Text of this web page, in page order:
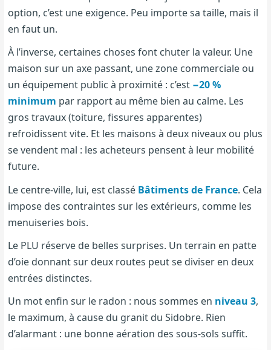
option, c’est une exigence. Peu importe sa taille, mais il
en faut un.
À l’inverse, certaines choses font chuter la valeur. Une
maison sur un axe passant, une zone commerciale ou
un équipement public à proximité : c’est −20 %
minimum par rapport au même bien au calme. Les
gros travaux (toiture, fissures apparentes)
refroidissent vite. Et les maisons à deux niveaux ou plus
se vendent mal : les acheteurs pensent à leur mobilité
future.
Le centre-ville, lui, est classé Bâtiments de France. Cela
impose des contraintes sur les extérieurs, comme les
menuiseries bois.
Le PLU réserve de belles surprises. Un terrain en patte
d’oie donnant sur deux routes peut se diviser en deux
entrées distinctes.
Un mot enfin sur le radon : nous sommes en niveau 3,
le maximum, à cause du granit du Sidobre. Rien
d’alarmant : une bonne aération des sous-sols suffit.